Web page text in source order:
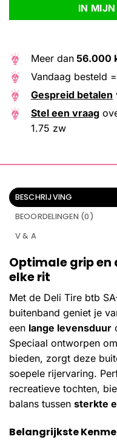
IN
Meer dan 56.000
Vandaag besteld =
Gespreid betalen
Stel een vraag
1.75 zw
BESCHRIJVING
BEOORDELINGEN (0)
V & A
Optimale grip
elke rit
Met de Deli Tire btb
buitenband geniet je
een lange levensduur
Speciaal ontworpen om
bieden, zorgt deze
soepele rijervaring.
recreatieve tochten,
balans tussen sterkte
Belangrijkste